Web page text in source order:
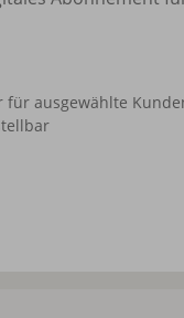
für ausgewählte